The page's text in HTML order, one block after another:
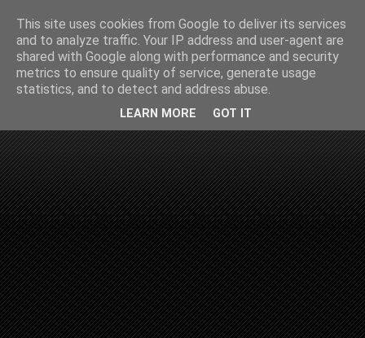
This site uses cookies from Google to deliver its services
and to analyze traffic. Your IP address and user-agent are
shared with Google along with performance and security
metrics to ensure quality of service, generate usage
statistics, and to detect and address abuse.
LEARN MORE GOT IT